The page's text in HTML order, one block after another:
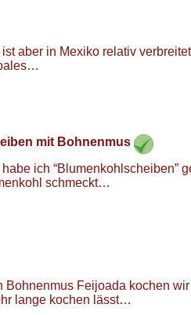
aber in Mexiko relativ
mit Bohnenmus
ich “Blumenkohlscheiben”
schmeckt…
Bohnenmus Feijoada kochen
lange kochen lässt…